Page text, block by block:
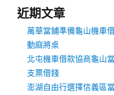
近期文章
萬華當鋪準備龜山機車
動麻將桌
北屯機車借款協商龜山
支票借錢
澎湖自由行選擇信義區